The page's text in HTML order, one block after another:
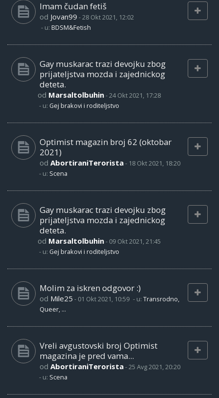
Imam čudan fetiš
od Jovan99 -28 Okt 2021, 12:02
- u: BDSM&Fetish
Gay muskarac trazi devojku zbog
prijateljstva mozda i zajednickog
deteta.
od Marsaltolbuhin-24 Okt 2021, 17:28
- u: Gej brakovi i roditeljstvo
Optimist magazin broj 62 (oktobar
2021)
od AbortiraniTerorista- 18 Okt 2021, 18:20
- u: Scena
Gay muskarac trazi devojku zbog
prijateljstva mozda i zajednickog
deteta.
od Marsaltolbuhin- 09 Okt 2021, 21:45
- u: Gej brakovi i roditeljstvo
Molim za iskren odgovor :)
od Mile25 - 01 Okt 2021, 10:59 - u: Transrodno,
Queer, ...
Vreli avgustovski broj Optimist
magazina je pred vama...
od AbortiraniTerorista-25 Avg 2021, 20:20
- u: Scena